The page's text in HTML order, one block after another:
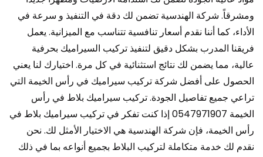
ومشرقاً. شركة الهندسية تضمن لك دقة في التنفيذ و سرعة في
الأداء، كما أننا نقدم أسعار تنافسية تتناسب مع الميزانية. يعمل
فريقنا المدرب بشكل دقيق لتنفيذ تركيب السيراميك بحرفية
عالية، مما يضمن لك نتائج استثنائية في كل مرة. اختيارك لنا يعني
الحصول على أفضل شركة تركيب سيراميك في رأس الخيمة التي
تراعي جميع تفاصيل الجودة. تركيب سيراميك بلاط في رأس
الخيمة 0547971907 إذا كنت تفكر في تركيب سيراميك بلاط في
رأس الخيمة، فإن شركة الهندسية هي الاختيار الأمثل لك. نحن
نقدم لك خدمة متكاملة لتركيب البلاط بجميع أنواعه بما في ذلك